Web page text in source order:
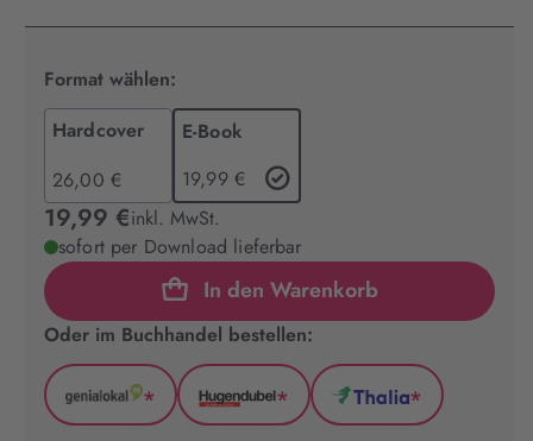
Format wählen:
Hardcover
26,00 €
E-Book
19,99 €
19,99 €inkl. MwSt.
sofort per Download lieferbar
In den Warenkorb
Oder im Buchhandel bestellen:
GenialLokal
*
Hugendubel
*
Thalia
*